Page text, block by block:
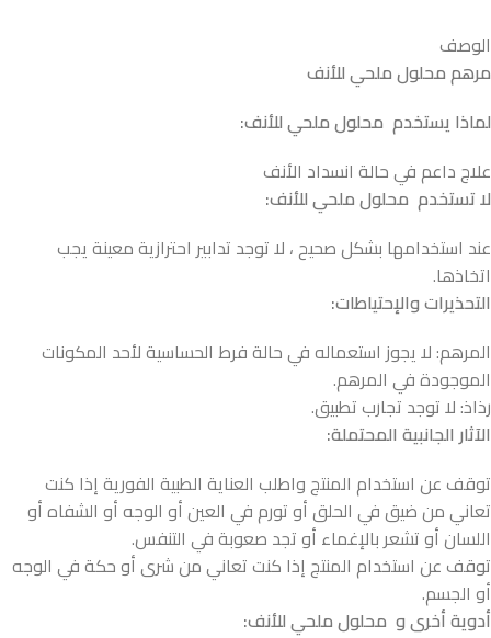
الوصف
مرهم محلول ملحي للأنف
لماذا يستخدم محلول ملحي للأنف:
علاج داعم في حالة انسداد الأنف
لا تستخدم محلول ملحي للأنف:
عند استخدامها بشكل صحيح ، لا توجد تدابير احترازية معينة يجب
اتخاذها.
التحذيرات والإحتياطات:
المرهم: لا يجوز استعماله في حالة فرط الحساسية لأحد المكونات
الموجودة في المرهم.
رذاذ: لا توجد تجارب تطبيق.
الآثار الجانبية المحتملة:
توقف عن استخدام المنتج واطلب العناية الطبية الفورية إذا كنت
تعاني من ضيق في الحلق أو تورم في العين أو الوجه أو الشفاه أو
اللسان أو تشعر بالإغماء أو تجد صعوبة في التنفس.
توقف عن استخدام المنتج إذا كنت تعاني من شرى أو حكة في الوجه
أو الجسم.
أدوية أخرى و محلول ملحي للأنف: